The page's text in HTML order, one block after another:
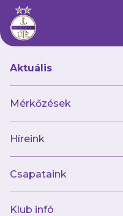
Aktuális
Mérkőzések
Híreink
Csapataink
Klub infó